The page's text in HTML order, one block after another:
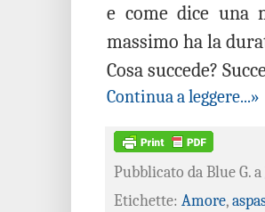
e come dice una
massimo ha la
Cosa succede?
Continua a leggere...»
Pubblicato da Blue G. a
Etichette: Amore,